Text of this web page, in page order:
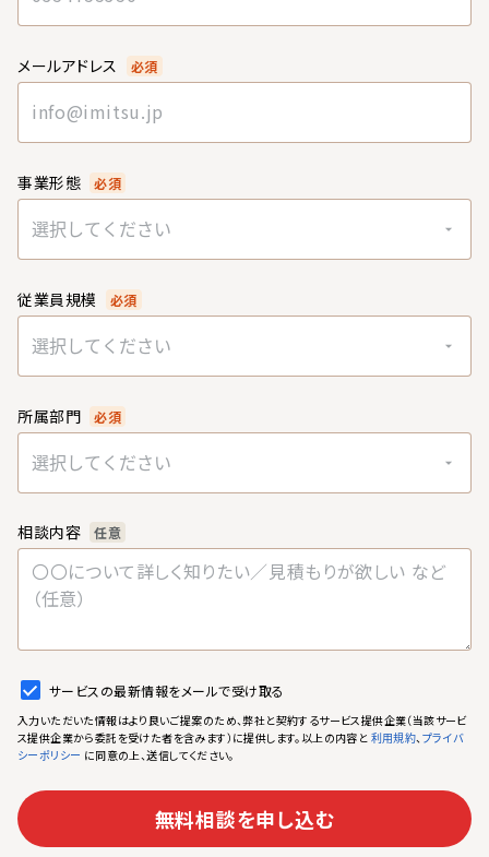
メールアドレス 必須
事業形態 必須
選択してください
従業員規模 必須
選択してください
所属部門 必須
選択してください
相談内容 任意
サービスの最新情報をメールで受け取る
入力いただいた情報はより良いご提案のため、弊社と契約するサービス提供企業（当該サービ
ス提供企業から委託を受けた者を含みます）に提供します。以上の内容と 利用規約、プライバ
シーポリシー に同意の上、送信してください。
無料相談を申し込む